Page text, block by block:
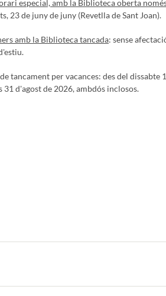
especial, amb la Biblioteca oberta
23 de juny de juny (Revetlla de Sant Joan).
amb la Biblioteca tancada: sense
tancament per vacances: des del dissabte
31 d'agost de 2026, ambdós inclosos.